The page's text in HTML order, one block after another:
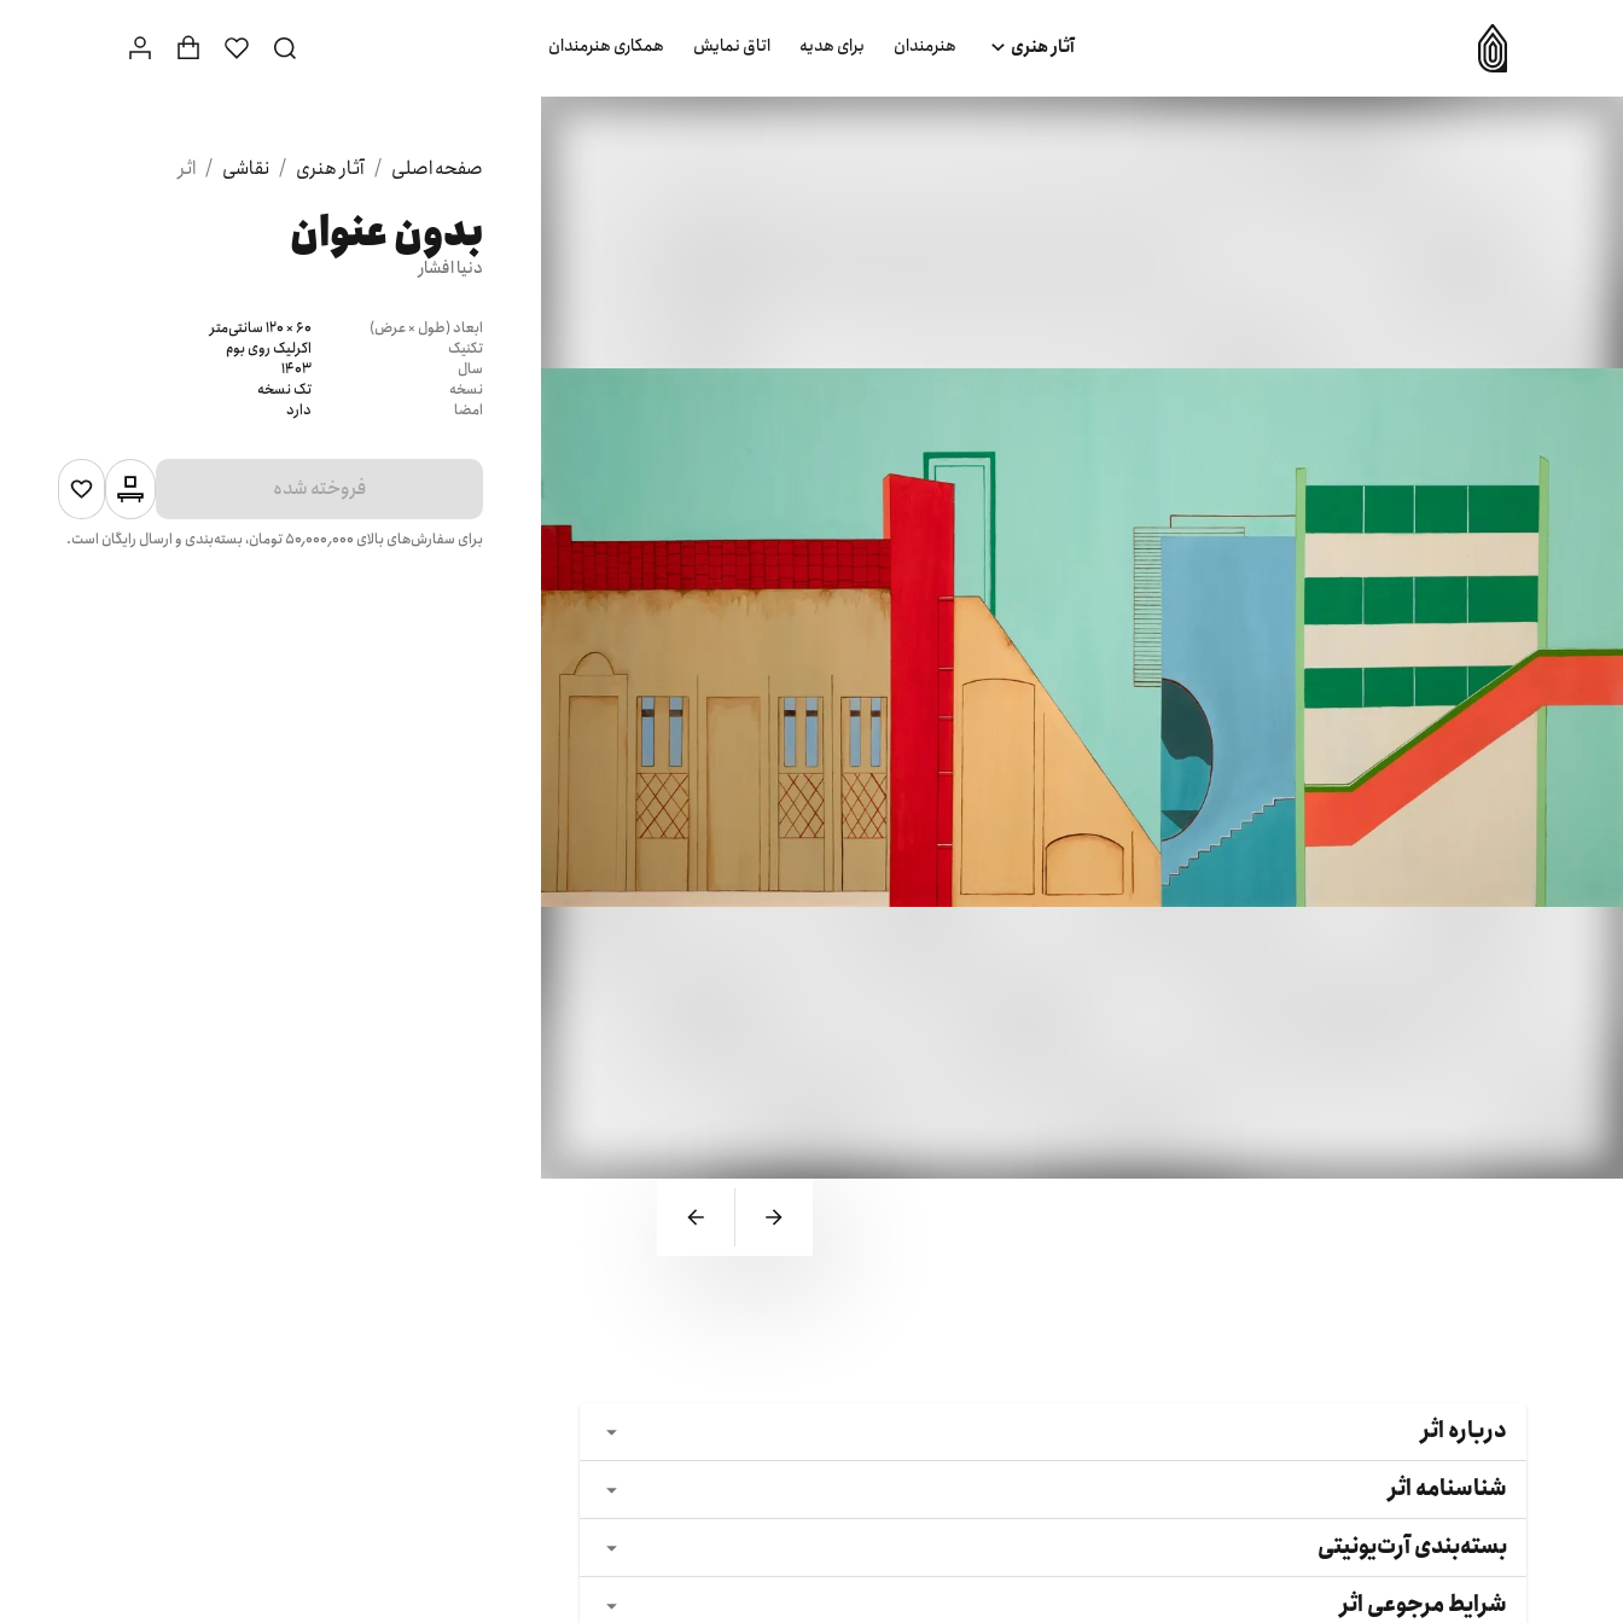
آثار هنری هنرمندان برای هدیه اتاق نمایش همکاری هنرمندان
صفحه اصلی / آثار هنری / نقاشی / اثر
بدون عنوان
دنیا افشار
ابعاد (طول × عرض)
60 × 120 سانتی‌متر
تکنیک
اکرلیک روی بوم
سال
1403
نسخه
تک نسخه
امضا
دارد
فروخته شده
برای سفارش‌های بالای ۵۰٬۰۰۰٬۰۰۰تومان، بسته‌بندی و ارسال رایگان است.
درباره اثر
شناسنامه اثر
بسته‌بندی آرت‌یونیتی
شرایط مرجوعی اثر